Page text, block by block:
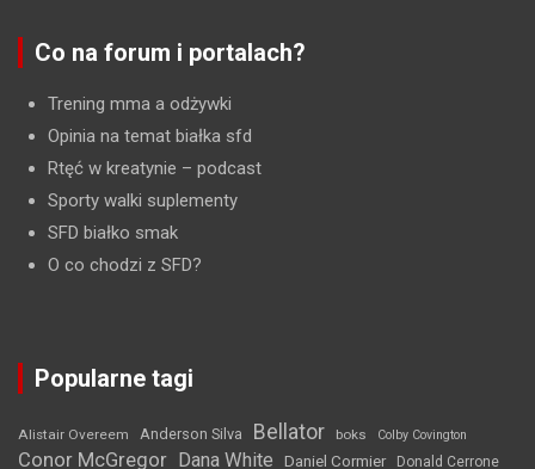
Co na forum i portalach?
Trening mma a odżywki
Opinia na temat białka sfd
Rtęć w kreatynie – podcast
Sporty walki suplementy
SFD białko smak
O co chodzi z SFD?
Popularne tagi
Alistair Overeem Anderson Silva Bellator boks Colby Covington
Conor McGregor Dana White Daniel Cormier Donald Cerrone